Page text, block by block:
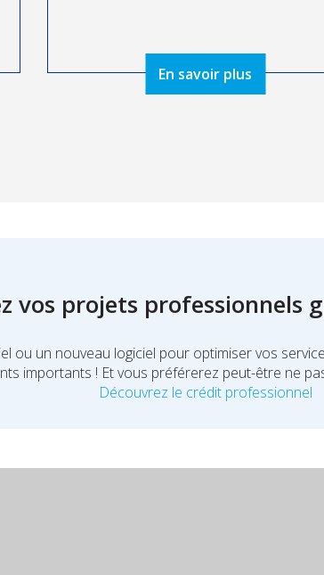
En savoir plus
vos projets professionnels
ou un nouveau logiciel pour optimiser vos
importants ! Et vous préférerez peut-être ne
Découvrez le crédit professionnel